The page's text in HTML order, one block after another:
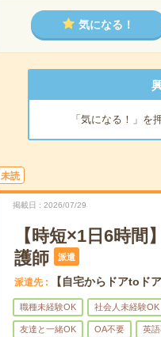
気になる！
「気になる！」を
未読
掲載日 2026/07/29
【時短×1日6時
護師
派遣
派遣先 【自宅からドアtoド
職種未経験OK 社会人未経験OK
友達と一緒OK OA不要 英